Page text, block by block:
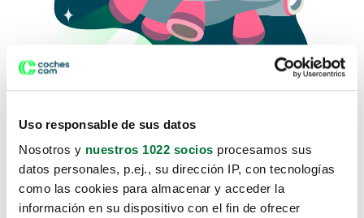
Uso responsable de sus datos
Nosotros y nuestros 1022 socios procesamos sus
datos personales, p.ej., su dirección IP, con tecnologías
como las cookies para almacenar y acceder la
información en su dispositivo con el fin de ofrecer
Lo sentimos, no sabemos como